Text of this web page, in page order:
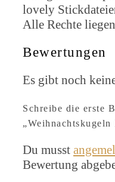
lovely
Alle Rechte
Bewertungen
Es gibt noch
Schreibe die erste
Du musst
Bewertung